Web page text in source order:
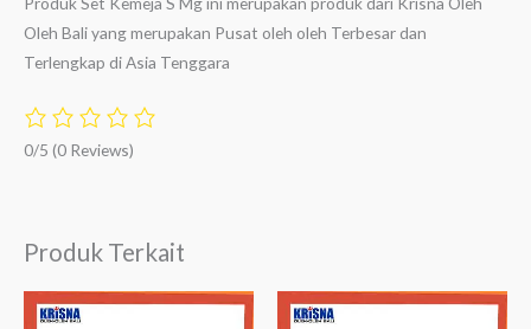
Oleh Bali yang merupakan Pusat oleh oleh Terbesar dan
Terlengkap di Asia Tenggara
0/5 (0 Reviews)
Produk Terkait